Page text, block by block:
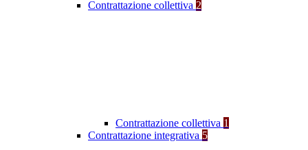
Contrattazione collettiva 2
Contrattazione collettiva 1
Contrattazione integrativa 5